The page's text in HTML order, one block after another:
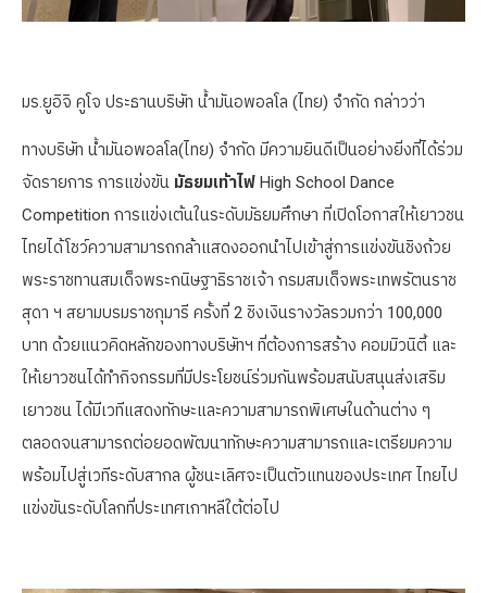
มร.ยูอิจิ คูโจ ประธานบริษัท น้ำมันอพอลโล (ไทย) จำกัด กล่าวว่า
ทางบริษัท น้ำมันอพอลโล(ไทย) จำกัด มีความยินดีเป็นอย่างยิ่งที่ได้ร่วม
จัดรายการ การแข่งขัน มัธยมเท้าไฟ High School Dance
Competition การแข่งเต้นในระดับมัธยมศึกษา ที่เปิดโอกาสให้เยาวชน
ไทยได้โชว์ความสามารถกล้าแสดงออกนำไปเข้าสู่การแข่งขันชิงถ้วย
พระราชทานสมเด็จพระกนิษฐาธิราชเจ้า กรมสมเด็จพระเทพรัตนราช
สุดา ฯ สยามบรมราชกุมารี ครั้งที่ 2 ชิงเงินรางวัลรวมกว่า 100,000
บาท ด้วยแนวคิดหลักของทางบริษัทฯ ที่ต้องการสร้าง คอมมิวนิตี้ และ
ให้เยาวชนได้ทำกิจกรรมที่มีประโยชน์ร่วมกันพร้อมสนับสนุนส่งเสริม
เยาวชน ได้มีเวทีแสดงทักษะและความสามารถพิเศษในด้านต่าง ๆ
ตลอดจนสามารถต่อยอดพัฒนาทักษะความสามารถและเตรียมความ
พร้อมไปสู่เวทีระดับสากล ผู้ชนะเลิศจะเป็นตัวแทนของประเทศ ไทยไป
แข่งขันระดับโลกที่ประเทศเกาหลีใต้ต่อไป